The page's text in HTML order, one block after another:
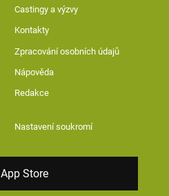
Castingy a výzvy
Kontakty
Zpracování osobních údajů
Nápověda
Redakce
Nastavení soukromí
App Store